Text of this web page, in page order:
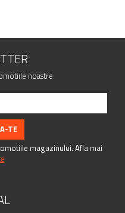
noastre
magazinului. Afla mai